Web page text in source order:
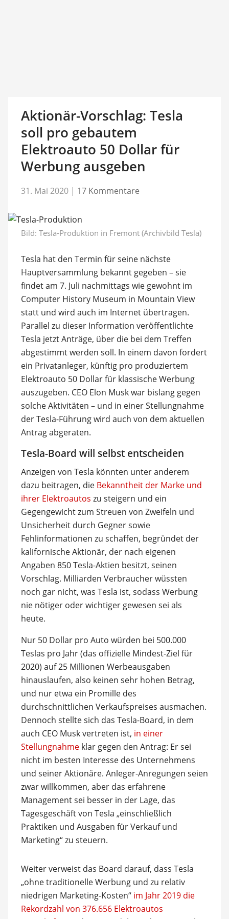
Aktionär-Vorschlag: Tesla
soll pro gebautem
Elektroauto 50 Dollar für
Werbung ausgeben
31. Mai 2020 | 17 Kommentare
Bild: Tesla-Produktion in Fremont (Archivbild Tesla)
Tesla hat den Termin für seine nächste
Hauptversammlung bekannt gegeben – sie
findet am 7. Juli nachmittags wie gewohnt im
Computer History Museum in Mountain View
statt und wird auch im Internet übertragen.
Parallel zu dieser Information veröffentlichte
Tesla jetzt Anträge, über die bei dem Treffen
abgestimmt werden soll. In einem davon fordert
ein Privatanleger, künftig pro produziertem
Elektroauto 50 Dollar für klassische Werbung
auszugeben. CEO Elon Musk war bislang gegen
solche Aktivitäten – und in einer Stellungnahme
der Tesla-Führung wird auch von dem aktuellen
Antrag abgeraten.
Tesla-Board will selbst entscheiden
Anzeigen von Tesla könnten unter anderem
dazu beitragen, die Bekanntheit der Marke und
ihrer Elektroautos zu steigern und ein
Gegengewicht zum Streuen von Zweifeln und
Unsicherheit durch Gegner sowie
Fehlinformationen zu schaffen, begründet der
kalifornische Aktionär, der nach eigenen
Angaben 850 Tesla-Aktien besitzt, seinen
Vorschlag. Milliarden Verbraucher wüssten
noch gar nicht, was Tesla ist, sodass Werbung
nie nötiger oder wichtiger gewesen sei als
heute.
Nur 50 Dollar pro Auto würden bei 500.000
Teslas pro Jahr (das offizielle Mindest-Ziel für
2020) auf 25 Millionen Werbeausgaben
hinauslaufen, also keinen sehr hohen Betrag,
und nur etwa ein Promille des
durchschnittlichen Verkaufspreises ausmachen.
Dennoch stellte sich das Tesla-Board, in dem
auch CEO Musk vertreten ist, in einer
Stellungnahmeklar gegen den Antrag: Er sei
nicht im besten Interesse des Unternehmens
und seiner Aktionäre. Anleger-Anregungen seien
zwar willkommen, aber das erfahrene
Management sei besser in der Lage, das
Tagesgeschäft von Tesla „einschließlich
Praktiken und Ausgaben für Verkauf und
Marketing“ zu steuern.
Weiter verweist das Board darauf, dass Tesla
„ohne traditionelle Werbung und zu relativ
niedrigen Marketing-Kosten“ im Jahr 2019 die
Rekordzahl von 376.656 Elektroautos